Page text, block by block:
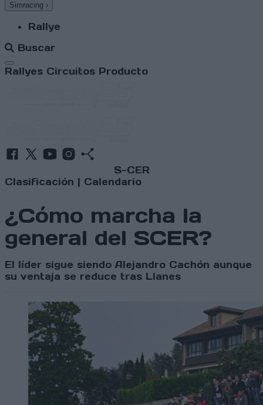
Simracing ›
Rallye
Buscar
Abrir menú
Rallyes Circuitos Producto
S-CER
Clasificación | Calendario
¿Cómo marcha la
general del SCER?
El líder sigue siendo Alejandro Cachón aunque
su ventaja se reduce tras Llanes